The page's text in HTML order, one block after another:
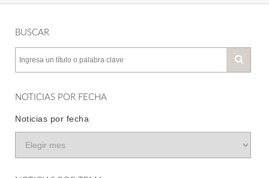
BUSCAR
NOTICIAS POR FECHA
Noticias por fecha